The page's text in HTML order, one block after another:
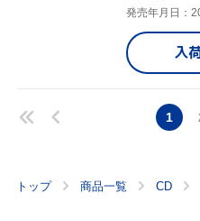
発売年月日：
入
1
トップ 商品一覧 CD